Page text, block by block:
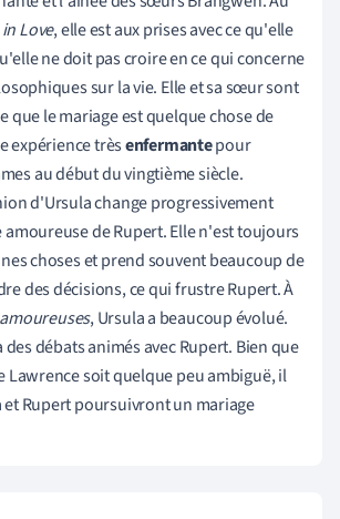
Love, elle est aux prises avec ce qu'elle
ne doit pas croire en ce qui concerne
sur la vie. Elle et sa sœur sont
que le mariage est quelque chose de
expérience trèsenfermantepour
au début du vingtième siècle.
d'Ursula change progressivement
de Rupert. Elle n'est toujours
choses et prend souvent beaucoup de
des décisions, ce qui frustre Rupert. À
, Ursula a beaucoup évolué.
des débats animés avec Rupert. Bien que
Lawrence soit quelque peu ambiguë, il
Rupert poursuivront un mariage